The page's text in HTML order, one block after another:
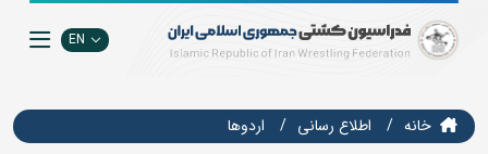
EN
خانه اطلاع رسانی اردوها